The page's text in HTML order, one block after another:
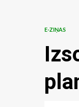
E-ZIŅAS